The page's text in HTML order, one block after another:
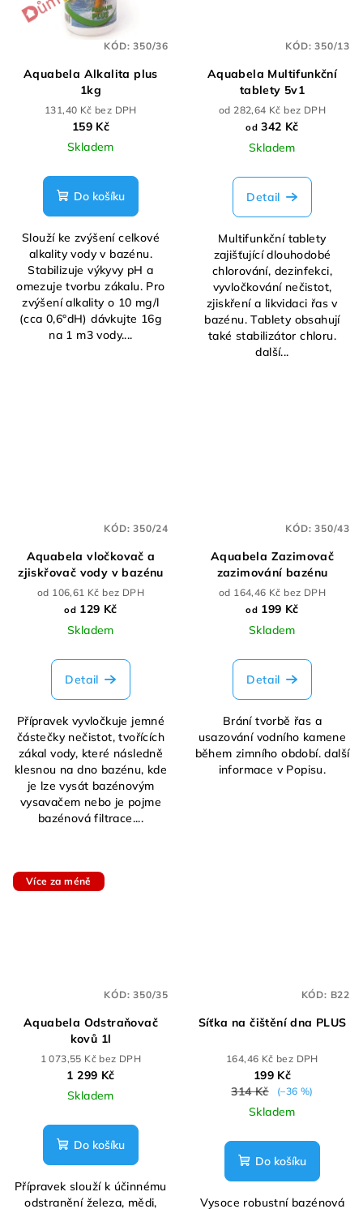
Aquabela Alkalita plus
1kg
131,40 Kč bez DPH
159 Kč
Skladem
Do košíku
Slouží ke zvýšení celkové
alkality vody v bazénu.
Stabilizuje výkyvy pH a
omezuje tvorbu zákalu. Pro
zvýšení alkality o 10 mg/l
(cca 0,6°dH) dávkujte 16g
na 1 m3 vody....
KÓD:350/36
Aquabela Multifunkční
tablety 5v1
od 282,64 Kč bez DPH
od 342 Kč
Skladem
Detail
Multifunkční tablety
zajišťující dlouhodobé
chlorování, dezinfekci,
vyvločkování nečistot,
zjiskření a likvidaci řas v
bazénu. Tablety obsahují
také stabilizátor chloru.
další...
KÓD:350/13
Aquabela vločkovač a
zjiskřovač vody v bazénu
od 106,61 Kč bez DPH
od 129 Kč
Skladem
Detail
Přípravek vyvločkuje jemné
částečky nečistot, tvořících
zákal vody, které následně
klesnou na dno bazénu, kde
je lze vysát bazénovým
vysavačem nebo je pojme
bazénová filtrace....
KÓD:350/24
Aquabela Zazimovač
zazimování bazénu
od 164,46 Kč bez DPH
od 199 Kč
Skladem
Detail
Brání tvorbě řas a
usazování vodního kamene
během zimního období. další
informace v Popisu.
KÓD:350/43
Více za méně
Aquabela Odstraňovač
kovů 1l
1 073,55 Kč bez DPH
1 299 Kč
Skladem
Do košíku
Přípravek slouží k účinnému
odstranění železa, mědi,
KÓD:350/35
Síťka na čištění dna PLUS
164,46 Kč bez DPH
199 Kč
314 Kč
(–36 %)
Skladem
Do košíku
Vysoce robustní bazénová
KÓD: B22